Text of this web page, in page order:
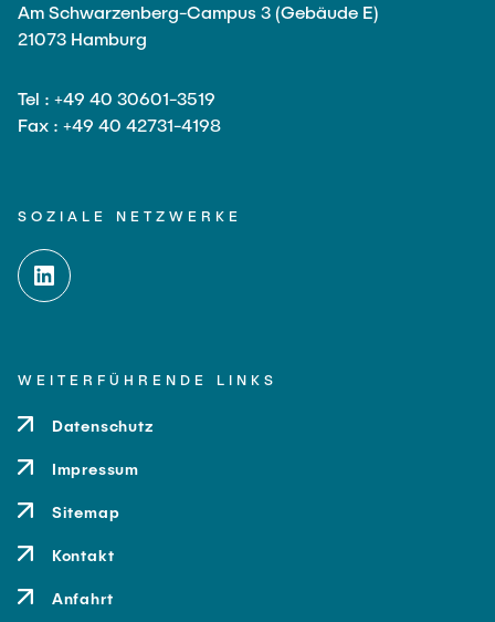
Am Schwarzenberg-Campus 3 (Gebäude E)
21073 Hamburg
Tel : +49 40 30601-3519
Fax : +49 40 42731-4198
SOZIALE NETZWERKE
WEITERFÜHRENDE LINKS
Datenschutz
Impressum
Sitemap
Kontakt
Anfahrt